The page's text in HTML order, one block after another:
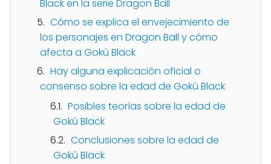
Black en la serie Dragon Ball
Cómo se explica el envejecimiento de
los personajes en Dragon Ball y cómo
afecta a Gokú Black
Hay alguna explicación oficial o
consenso sobre la edad de Gokú Black
Posibles teorías sobre la edad de
Gokú Black
Conclusiones sobre la edad de
Gokú Black